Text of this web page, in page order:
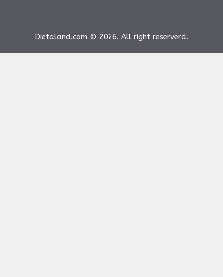
Dietaland.com © 2026. All right reserverd.